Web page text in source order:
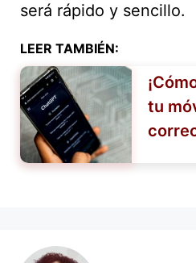
será rápido y sencillo.
LEER TAMBIÉN:
tu